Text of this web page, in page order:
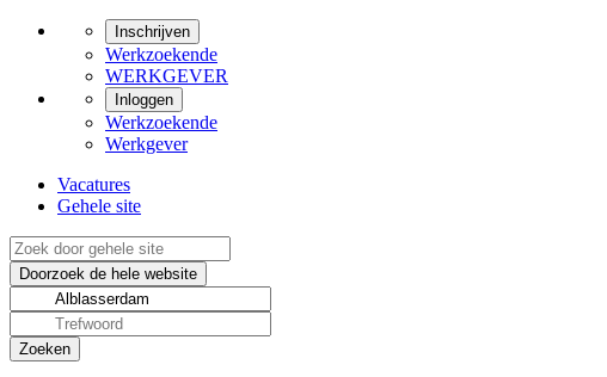
Inschrijven
Werkzoekende
WERKGEVER
Inloggen
Werkzoekende
Werkgever
Vacatures
Gehele site